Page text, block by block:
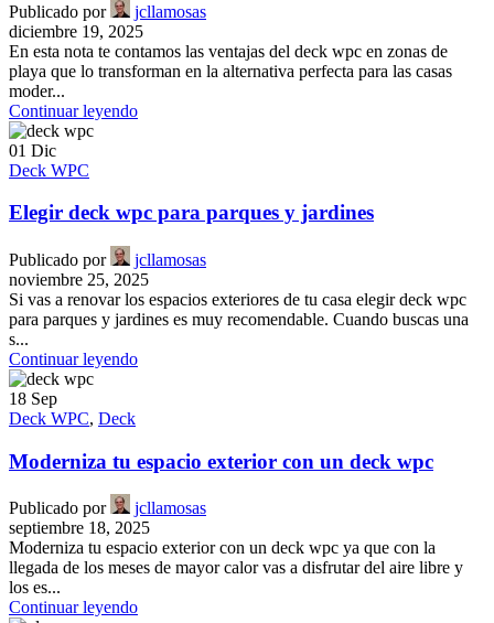
Publicado por
jcllamosas
diciembre 19, 2025
En esta nota te contamos las ventajas del deck wpc en zonas de
playa que lo transforman en la alternativa perfecta para las casas
moder...
Continuar leyendo
01 Dic
Deck WPC
Elegir deck wpc para parques y jardines
Publicado por
jcllamosas
noviembre 25, 2025
Si vas a renovar los espacios exteriores de tu casa elegir deck wpc
para parques y jardines es muy recomendable. Cuando buscas una
s...
Continuar leyendo
18 Sep
Deck WPC, Deck
Moderniza tu espacio exterior con un deck wpc
Publicado por
jcllamosas
septiembre 18, 2025
Moderniza tu espacio exterior con un deck wpc ya que con la
llegada de los meses de mayor calor vas a disfrutar del aire libre y
los es...
Continuar leyendo